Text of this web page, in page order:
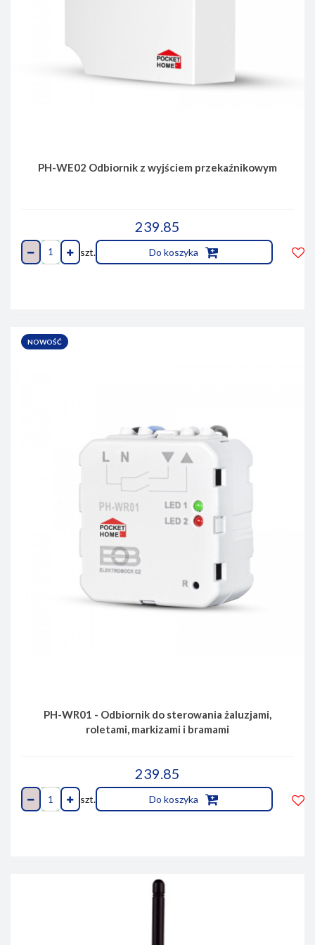
PH-WE02 Odbiornik z wyjściem przekaźnikowym
239.85
szt. Do koszyka
NOWOŚĆ
PH-WR01 - Odbiornik do sterowania żaluzjami,
roletami, markizami i bramami
239.85
szt. Do koszyka